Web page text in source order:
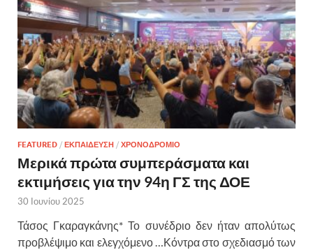
FEATURED / ΕΚΠΑΙΔΕΥΣΗ / ΧΡΟΝΟΔΡΟΜΙΟ
Μερικά πρώτα συμπεράσματα και
εκτιμήσεις για την 94η ΓΣ της ΔΟΕ
30 Ιουνίου 2025
Τάσος Γκαραγκάνης* Το συνέδριο δεν ήταν απολύτως
προβλέψιμο και ελεγχόμενο …Κόντρα στο σχεδιασμό των